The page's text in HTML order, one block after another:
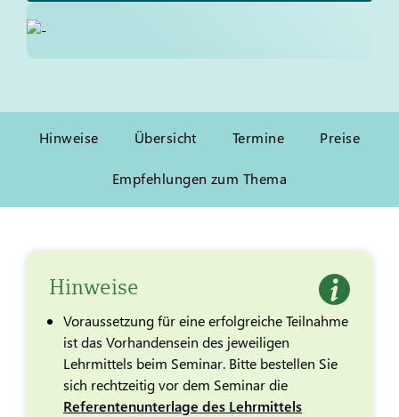
Hinweise Übersicht Termine Preise
Empfehlungen zum Thema
Hinweise
Voraussetzung für eine erfolgreiche Teilnahme
ist das Vorhandensein des jeweiligen
Lehrmittels beim Seminar. Bitte bestellen Sie
sich rechtzeitig vor dem Seminar die
Referentenunterlage des Lehrmittels